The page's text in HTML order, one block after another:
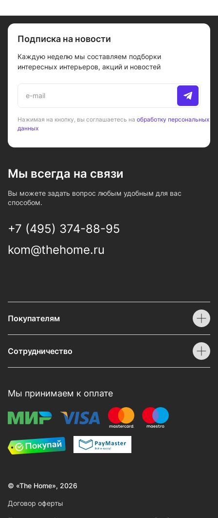
Подписка на новости
Каждую неделю мы составляем подборки
интересных интерьеров, акций и новостей
Нажимая на кнопку, вы соглашаетесь на обработку персональных
данных
Мы всегда на связи
Вы можете задать вопрос любым удобным для вас
способом.
+7 (495) 374-88-95
kom@thehome.ru
Покупателям
Сотрудничество
Мы принимаем к оплате
© «The Home», 2026
Договор оферты